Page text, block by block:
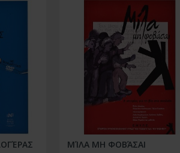
ΜΊΛΑ ΜΗ ΦΟΒΆΣΑΙ